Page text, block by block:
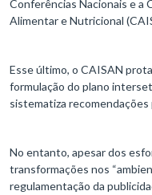
Conferências Nacionais e a
Alimentar e Nutricional
Esse último, o CAISAN
formulação do plano
sistematiza
No entanto, apesar dos
transformações nos
regulamentação da